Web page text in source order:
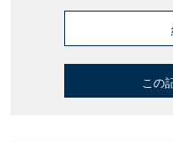
この